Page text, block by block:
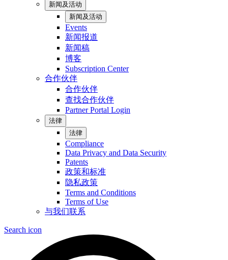
新闻及活动
新闻及活动
Events
新闻报道
新闻稿
博客
Subscription Center
合作伙伴
合作伙伴
查找合作伙伴
Partner Portal Login
法律
法律
Compliance
Data Privacy and Data Security
Patents
政策和标准
隐私政策
Terms and Conditions
Terms of Use
与我们联系
Search icon